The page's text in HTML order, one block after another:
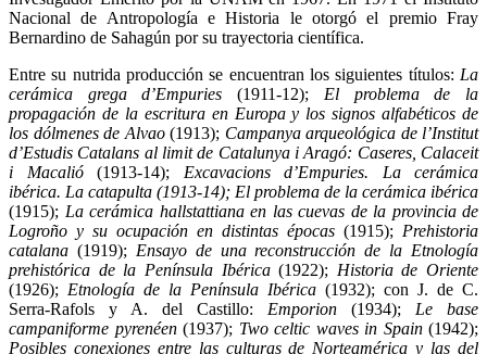
Nacional de Antropología e Historia le otorgó el premio Fray
Bernardino de Sahagún por su trayectoria científica.
Entre su nutrida producción se encuentran los siguientes títulos: La
cerámica grega d’Empuries (1911-12); El problema de la
propagación de la escritura en Europa y los signos alfabéticos de
los dólmenes de Alvao (1913); Campanya arqueológica de l’Institut
d’Estudis Catalans al limit de Catalunya i Aragó: Caseres, Calaceit
i Macalió (1913-14); Excavacions d’Empuries. La cerámica
ibérica. La catapulta (1913-14); El problema de la cerámica ibérica
(1915); La cerámica hallstattiana en las cuevas de la provincia de
Logroño y su ocupación en distintas épocas (1915); Prehistoria
catalana (1919); Ensayo de una reconstrucción de la Etnología
prehistórica de la Península Ibérica(1922); Historia de Oriente
(1926); Etnología de la Península Ibérica (1932); con J. de C.
Serra-Rafols y A. del Castillo: Emporion (1934); Le base
campaniforme pyrenéen (1937); Two celtic waves in Spain(1942);
Posibles conexiones entre las culturas de Norteamérica y las del